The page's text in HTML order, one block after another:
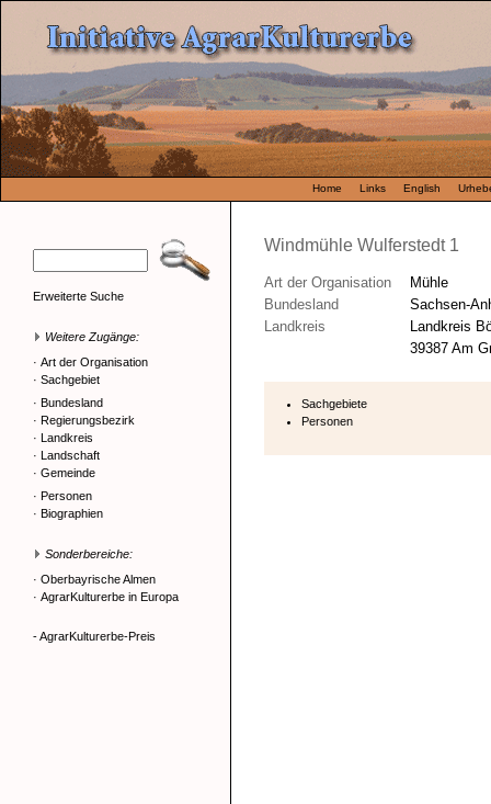
Home Links English
Erweiterte Suche
Weitere Zugänge:
· Art der Organisation
· Sachgebiet
· Bundesland
· Regierungsbezirk
· Landkreis
· Landschaft
· Gemeinde
· Personen
· Biographien
Sonderbereiche:
· Oberbayrische Almen
· AgrarKulturerbe in Europa
- AgrarKulturerbe-Preis
Windmühle Wulferstedt 1
Art der Organisation
Mühle
Bundesland
Sachsen-
Landkreis
Landkreis
39387 Am
Sachgebiete
Personen